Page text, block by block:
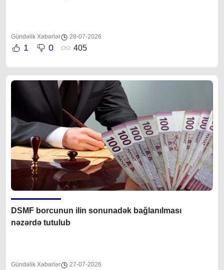
Gündəlik Xəbərlər 28-07-2026
1 0 405
DSMF borcunun ilin sonunadək bağlanılması
nəzərdə tutulub
Gündəlik Xəbərlər 27-07-2026